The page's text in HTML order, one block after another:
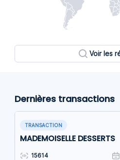
Voir les
Dernières transactions
TRANSACTION
MADEMOISELLE DESSERTS
15614